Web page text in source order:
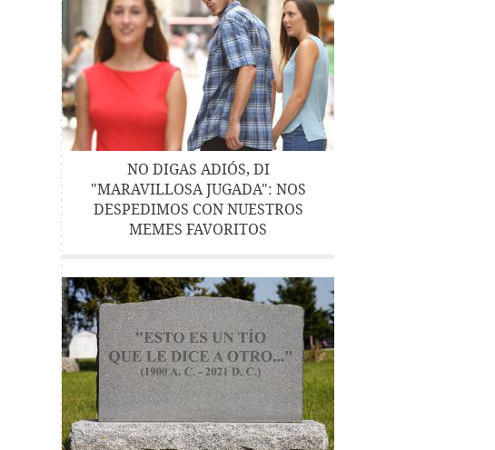
NO DIGAS ADIÓS, DI
"MARAVILLOSA JUGADA": NOS
DESPEDIMOS CON NUESTROS
MEMES FAVORITOS